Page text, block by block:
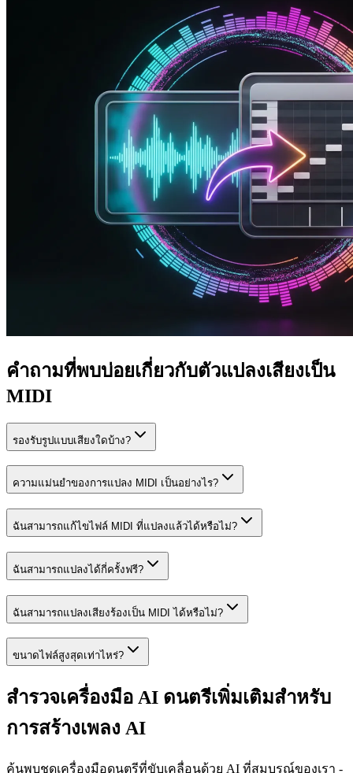
คำถามที่พบบ่อยเกี่ยวกับตัวแปลงเสียงเป็น
MIDI
รองรับรูปแบบเสียงใดบ้าง?
ความแม่นยำของการแปลง MIDI เป็นอย่างไร?
ฉันสามารถแก้ไขไฟล์ MIDI ที่แปลงแล้วได้หรือไม่?
ฉันสามารถแปลงได้กี่ครั้งฟรี?
ฉันสามารถแปลงเสียงร้องเป็น MIDI ได้หรือไม่?
ขนาดไฟล์สูงสุดเท่าไหร่?
สำรวจเครื่องมือ AI ดนตรีเพิ่มเติมสำหรับ
การสร้างเพลง AI
ค้นพบชุดเครื่องมือดนตรีที่ขับเคลื่อนด้วย AI ที่สมบูรณ์ของเรา -